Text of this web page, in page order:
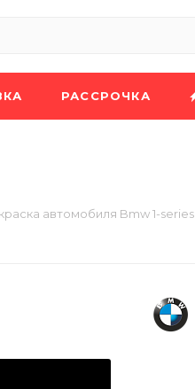
РАССРОЧКА
автомобиля Bmw 1-series